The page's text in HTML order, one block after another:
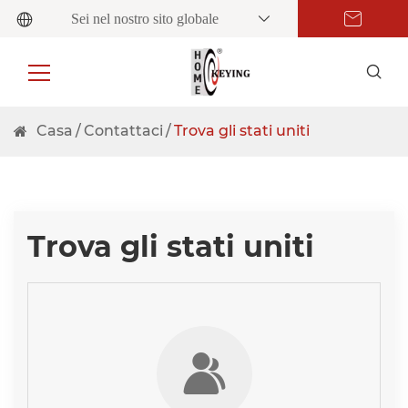
Sei nel nostro sito globale
Casa Contattaci Trova gli stati uniti
Trova gli stati uniti
